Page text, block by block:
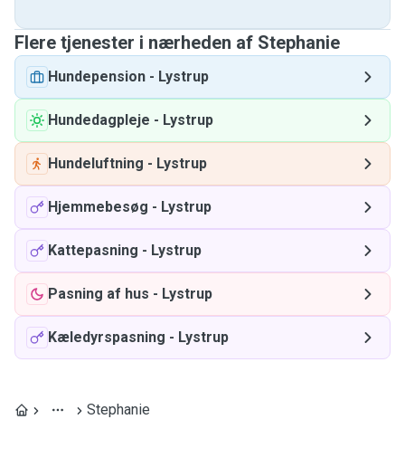
Flere tjenester i nærheden af ​​Stephanie
Hundepension - Lystrup
Hundedagpleje - Lystrup
Hundeluftning - Lystrup
Hjemmebesøg - Lystrup
Kattepasning - Lystrup
Pasning af hus - Lystrup
Kæledyrspasning - Lystrup
Stephanie